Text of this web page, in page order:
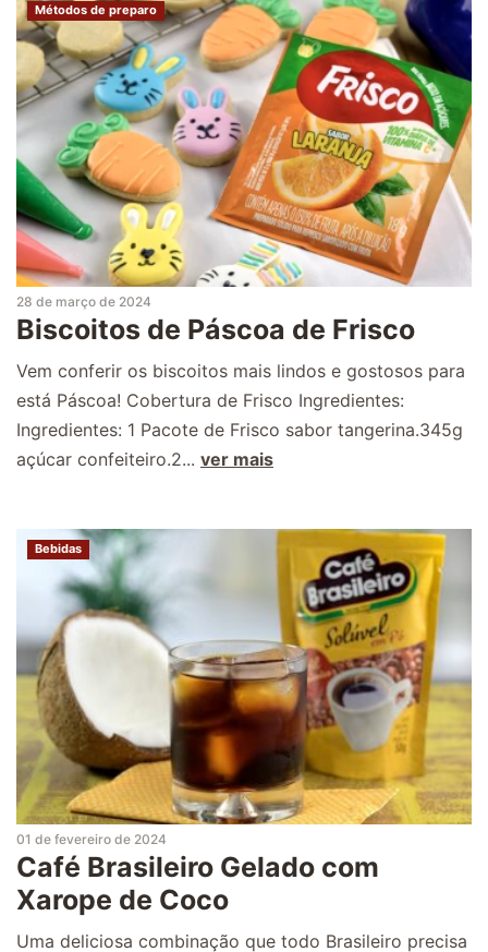
Métodos de preparo
28 de março de 2024
Biscoitos de Páscoa de Frisco
Vem conferir os biscoitos mais lindos e gostosos para
está Páscoa! Cobertura de Frisco Ingredientes:
Ingredientes: 1 Pacote de Frisco sabor tangerina.345g
açúcar confeiteiro.2... ver mais
Bebidas
01 de fevereiro de 2024
Café Brasileiro Gelado com
Xarope de Coco
Uma deliciosa combinação que todo Brasileiro precisa